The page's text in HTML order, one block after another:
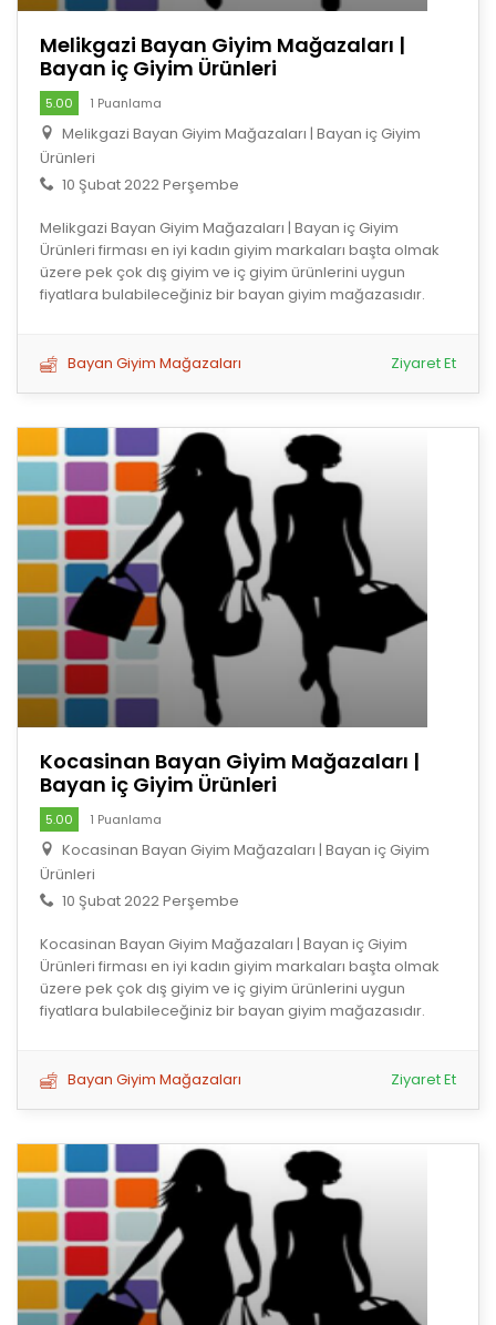
Melikgazi Bayan Giyim Mağazaları |
Bayan iç Giyim Ürünleri
5.00 1 Puanlama
Melikgazi Bayan Giyim Mağazaları | Bayan iç Giyim
Ürünleri
10 Şubat 2022 Perşembe
Melikgazi Bayan Giyim Mağazaları | Bayan iç Giyim
Ürünleri firması en iyi kadın giyim markaları başta olmak
üzere pek çok dış giyim ve iç giyim ürünlerini uygun
fiyatlara bulabileceğiniz bir bayan giyim mağazasıdır.
Bayan Giyim Mağazaları Ziyaret Et
Kocasinan Bayan Giyim Mağazaları |
Bayan iç Giyim Ürünleri
5.00 1 Puanlama
Kocasinan Bayan Giyim Mağazaları | Bayan iç Giyim
Ürünleri
10 Şubat 2022 Perşembe
Kocasinan Bayan Giyim Mağazaları | Bayan iç Giyim
Ürünleri firması en iyi kadın giyim markaları başta olmak
üzere pek çok dış giyim ve iç giyim ürünlerini uygun
fiyatlara bulabileceğiniz bir bayan giyim mağazasıdır.
Bayan Giyim Mağazaları Ziyaret Et